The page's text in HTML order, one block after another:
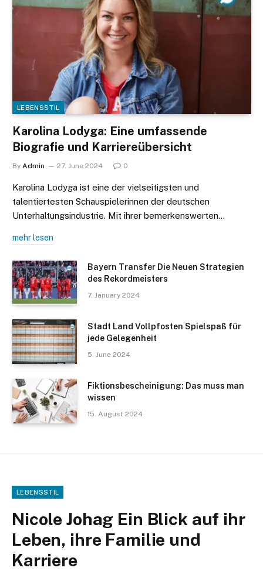
LEBENSSTIL
Karolina Lodyga: Eine umfassende
Biografie und Karriereübersicht
By Admin 27. June 2024 0
Karolina Lodyga ist eine der vielseitigsten und
talentiertesten Schauspielerinnen der deutschen
Unterhaltungsindustrie. Mit ihrer bemerkenswerten…
mehr lesen
Bayern Transfer Die Neuen Strategien
des Rekordmeisters
7. January 2024
Stadt Land Vollpfosten Spielspaß für
jede Gelegenheit
5. June 2024
Fiktionsbescheinigung: Das muss man
wissen
15. August 2024
LEBENSSTIL
Nicole Johag Ein Blick auf ihr
Leben, ihre Familie und
Karriere